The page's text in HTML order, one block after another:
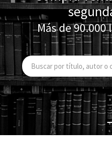
Más de 90.000